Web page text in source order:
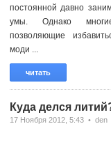
постоянной давно
умы. Однако
позволяющие
моди ...
читать
Куда делся
17 Ноября 2012, 5:43 • den